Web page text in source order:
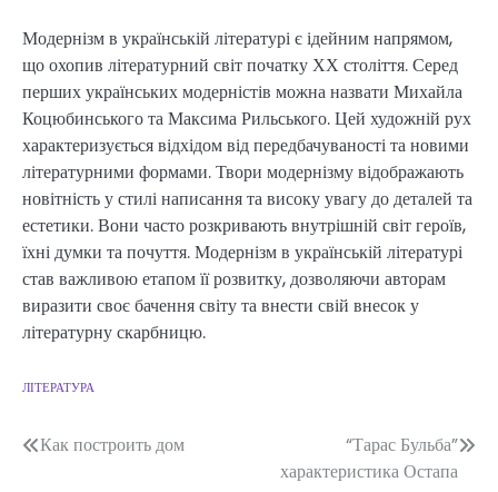
Модернізм в українській літературі є ідейним напрямом,
що охопив літературний світ початку ХХ століття. Серед
перших українських модерністів можна назвати Михайла
Коцюбинського та Максима Рильського. Цей художній рух
характеризується відхідом від передбачуваності та новими
літературними формами. Твори модернізму відображають
новітність у стилі написання та високу увагу до деталей та
естетики. Вони часто розкривають внутрішній світ героїв,
їхні думки та почуття. Модернізм в українській літературі
став важливою етапом її розвитку, дозволяючи авторам
виразити своє бачення світу та внести свій внесок у
літературну скарбницю.
ЛІТЕРАТУРА
Навігація
Как построить дом
“Тарас Бульба”
характеристика Остапа